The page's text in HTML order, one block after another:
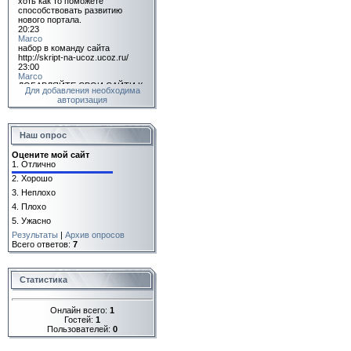
Для добавления необходима
авторизация
Наш опрос
Оцените мой сайт
1. Отлично
2. Хорошо
3. Неплохо
4. Плохо
5. Ужасно
Результаты | Архив опросов
Всего ответов: 7
Статистика
Онлайн всего: 1
Гостей: 1
Пользователей: 0